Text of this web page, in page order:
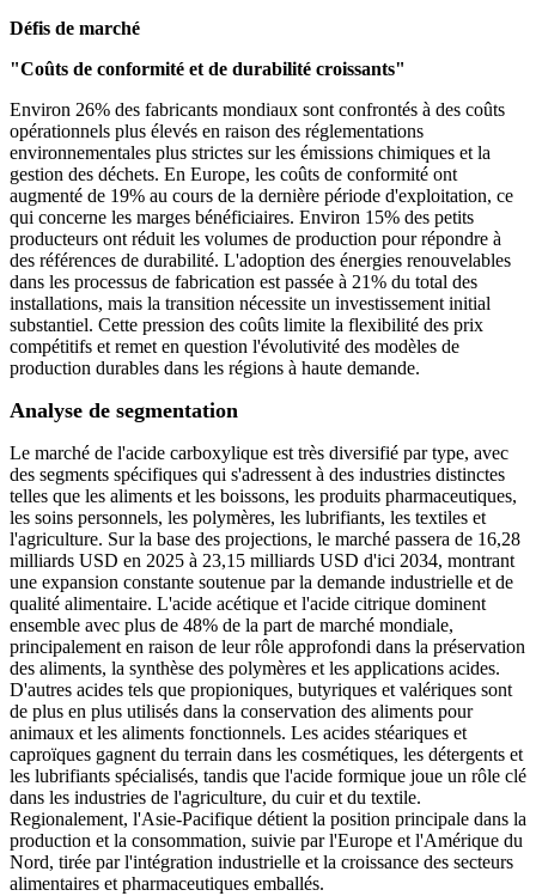
Défis de marché
"Coûts de conformité et de durabilité croissants"
Environ 26% des fabricants mondiaux sont confrontés à des coûts
opérationnels plus élevés en raison des réglementations
environnementales plus strictes sur les émissions chimiques et la
gestion des déchets. En Europe, les coûts de conformité ont
augmenté de 19% au cours de la dernière période d'exploitation, ce
qui concerne les marges bénéficiaires. Environ 15% des petits
producteurs ont réduit les volumes de production pour répondre à
des références de durabilité. L'adoption des énergies renouvelables
dans les processus de fabrication est passée à 21% du total des
installations, mais la transition nécessite un investissement initial
substantiel. Cette pression des coûts limite la flexibilité des prix
compétitifs et remet en question l'évolutivité des modèles de
production durables dans les régions à haute demande.
Analyse de segmentation
Le marché de l'acide carboxylique est très diversifié par type, avec
des segments spécifiques qui s'adressent à des industries distinctes
telles que les aliments et les boissons, les produits pharmaceutiques,
les soins personnels, les polymères, les lubrifiants, les textiles et
l'agriculture. Sur la base des projections, le marché passera de 16,28
milliards USD en 2025 à 23,15 milliards USD d'ici 2034, montrant
une expansion constante soutenue par la demande industrielle et de
qualité alimentaire. L'acide acétique et l'acide citrique dominent
ensemble avec plus de 48% de la part de marché mondiale,
principalement en raison de leur rôle approfondi dans la préservation
des aliments, la synthèse des polymères et les applications acides.
D'autres acides tels que propioniques, butyriques et valériques sont
de plus en plus utilisés dans la conservation des aliments pour
animaux et les aliments fonctionnels. Les acides stéariques et
caproïques gagnent du terrain dans les cosmétiques, les détergents et
les lubrifiants spécialisés, tandis que l'acide formique joue un rôle clé
dans les industries de l'agriculture, du cuir et du textile.
Regionalement, l'Asie-Pacifique détient la position principale dans la
production et la consommation, suivie par l'Europe et l'Amérique du
Nord, tirée par l'intégration industrielle et la croissance des secteurs
alimentaires et pharmaceutiques emballés.